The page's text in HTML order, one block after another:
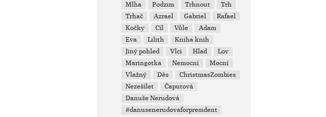
Mlha
Podzim Trhnout
Trh
Trhač
Azrael Gabriel
Rafael
Kočky
Cíl Vůle
Adam
Eva
Lilith
Kniha knih
Jiný pohled
Vlci Hlad
Lov
Maringotka
Nemocní
Mocní
Vlažný
Děs
ChristmasZombies
Nezešílet
Čaputová
Danuše Nerudová
#danusenerudovaforpresident